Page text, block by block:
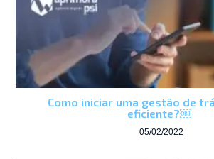
Como iniciar uma gestão de
eficiente?￼
05/02/2022